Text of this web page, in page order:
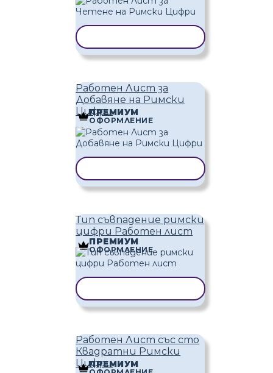
Работен Лист за
Добавяне на Римски
Цифри
ПРЕМИУМ
ОФОРМЛЕНИЕ
Тип съвпадение римски
цифри Работен лист
ПРЕМИУМ
ОФОРМЛЕНИЕ
Работен Лист със сто
Квадратни Римски
Цифри
ПРЕМИУМ